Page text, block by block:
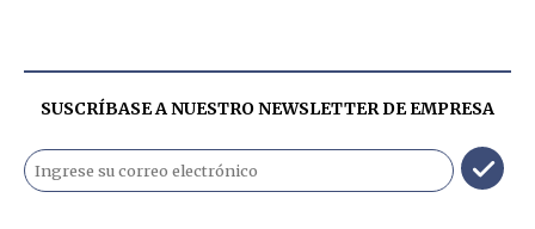
SUSCRÍBASE A NUESTRO NEWSLETTER DEEMPRESA